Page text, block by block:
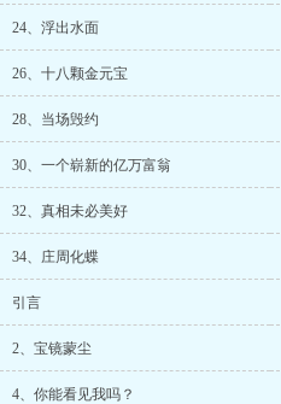
24、浮出水面
26、十八颗金元宝
28、当场毁约
30、一个崭新的亿万富翁
32、真相未必美好
34、庄周化蝶
引言
2、宝镜蒙尘
4、你能看见我吗？